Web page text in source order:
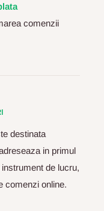
comenzii
destinata
in primul
de lucru,
comenzi online.